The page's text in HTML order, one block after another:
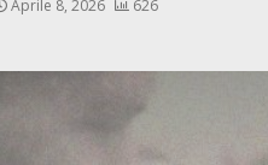
Aprile 8, 2026 626